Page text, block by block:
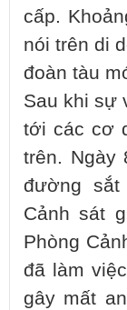
cấp.
nói trên di
đoàn tàu
Sau khi sự
tới các cơ
trên. Ngày
đường
Cảnh sát
Phòng
đã làm
gây mất